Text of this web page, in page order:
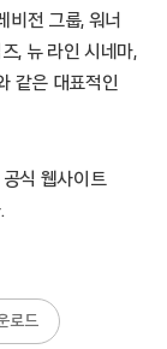
비전 그룹, 워너
, 뉴 라인 시네마,
같은 대표적인
식 웹사이트
로드